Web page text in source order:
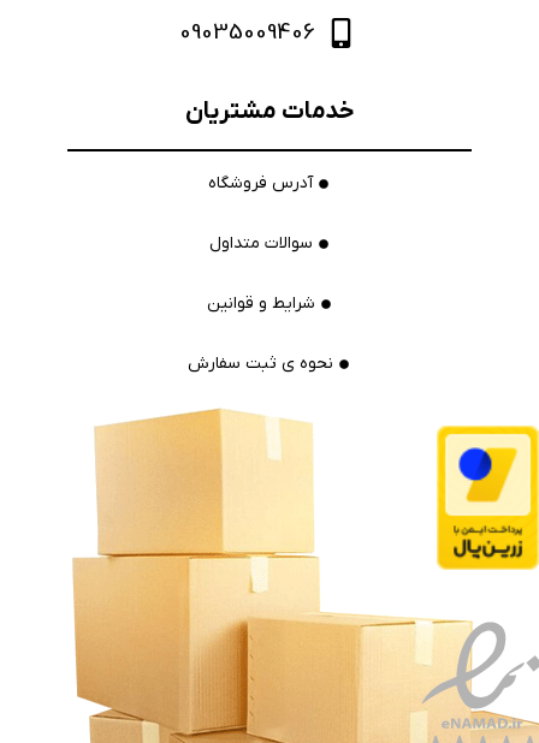
09035009406
خدمات مشتریان
آدرس فروشگاه
سوالات متداول
شرایط و قوانین
نحوه ی ثبت سفارش